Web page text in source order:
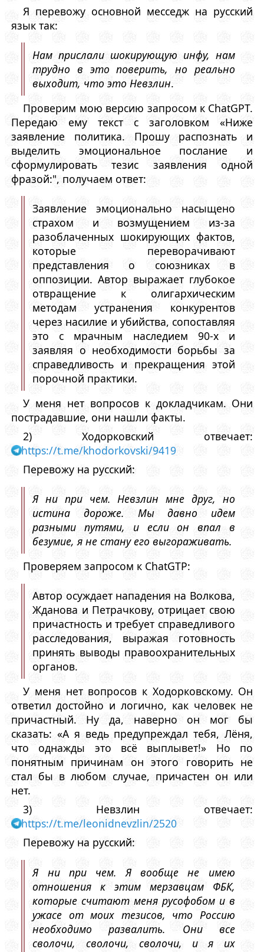
Я перевожу основной месседж на русский
язык так:
Нам прислали шокирующую инфу, нам
трудно в это поверить, но реально
выходит, что это Невзлин.
Проверим мою версию запросом к ChatGPT.
Передаю ему текст с заголовком «Ниже
заявление политика. Прошу распознать и
выделить эмоциональное послание и
сформулировать тезис заявления одной
фразой:", получаем ответ:
Заявление эмоционально насыщено
страхом и возмущением из-за
разоблаченных шокирующих фактов,
которые переворачивают
представления о союзниках в
оппозиции. Автор выражает глубокое
отвращение к олигархическим
методам устранения конкурентов
через насилие и убийства, сопоставляя
это с мрачным наследием 90-х и
заявляя о необходимости борьбы за
справедливость и прекращения этой
порочной практики.
У меня нет вопросов к докладчикам. Они
пострадавшие, они нашли факты.
2) Ходорковский отвечает:
https://t.me/khodorkovski/9419
Перевожу на русский:
Я ни при чем. Невзлин мне друг, но
истина дороже. Мы давно идем
разными путями, и если он впал в
безумие, я не стану его выгораживать.
Проверяем запросом к ChatGTP:
Автор осуждает нападения на Волкова,
Жданова и Петрачкову, отрицает свою
причастность и требует справедливого
расследования, выражая готовность
принять выводы правоохранительных
органов.
У меня нет вопросов к Ходорковскому. Он
ответил достойно и логично, как человек не
причастный. Ну да, наверно он мог бы
сказать: «А я ведь предупреждал тебя, Лёня,
что однажды это всё выплывет!» Но по
понятным причинам он этого говорить не
стал бы в любом случае, причастен он или
нет.
3) Невзлин отвечает:
https://t.me/leonidnevzlin/2520
Перевожу на русский:
Я ни при чем. Я вообще не имею
отношения к этим мерзавцам ФБК,
которые считают меня русофобом и в
ужасе от моих тезисов, что Россию
необходимо развалить. Они все
сволочи, сволочи, сволочи, и я их